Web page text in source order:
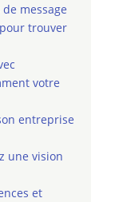
message
trouver
votre
entreprise
une vision
et